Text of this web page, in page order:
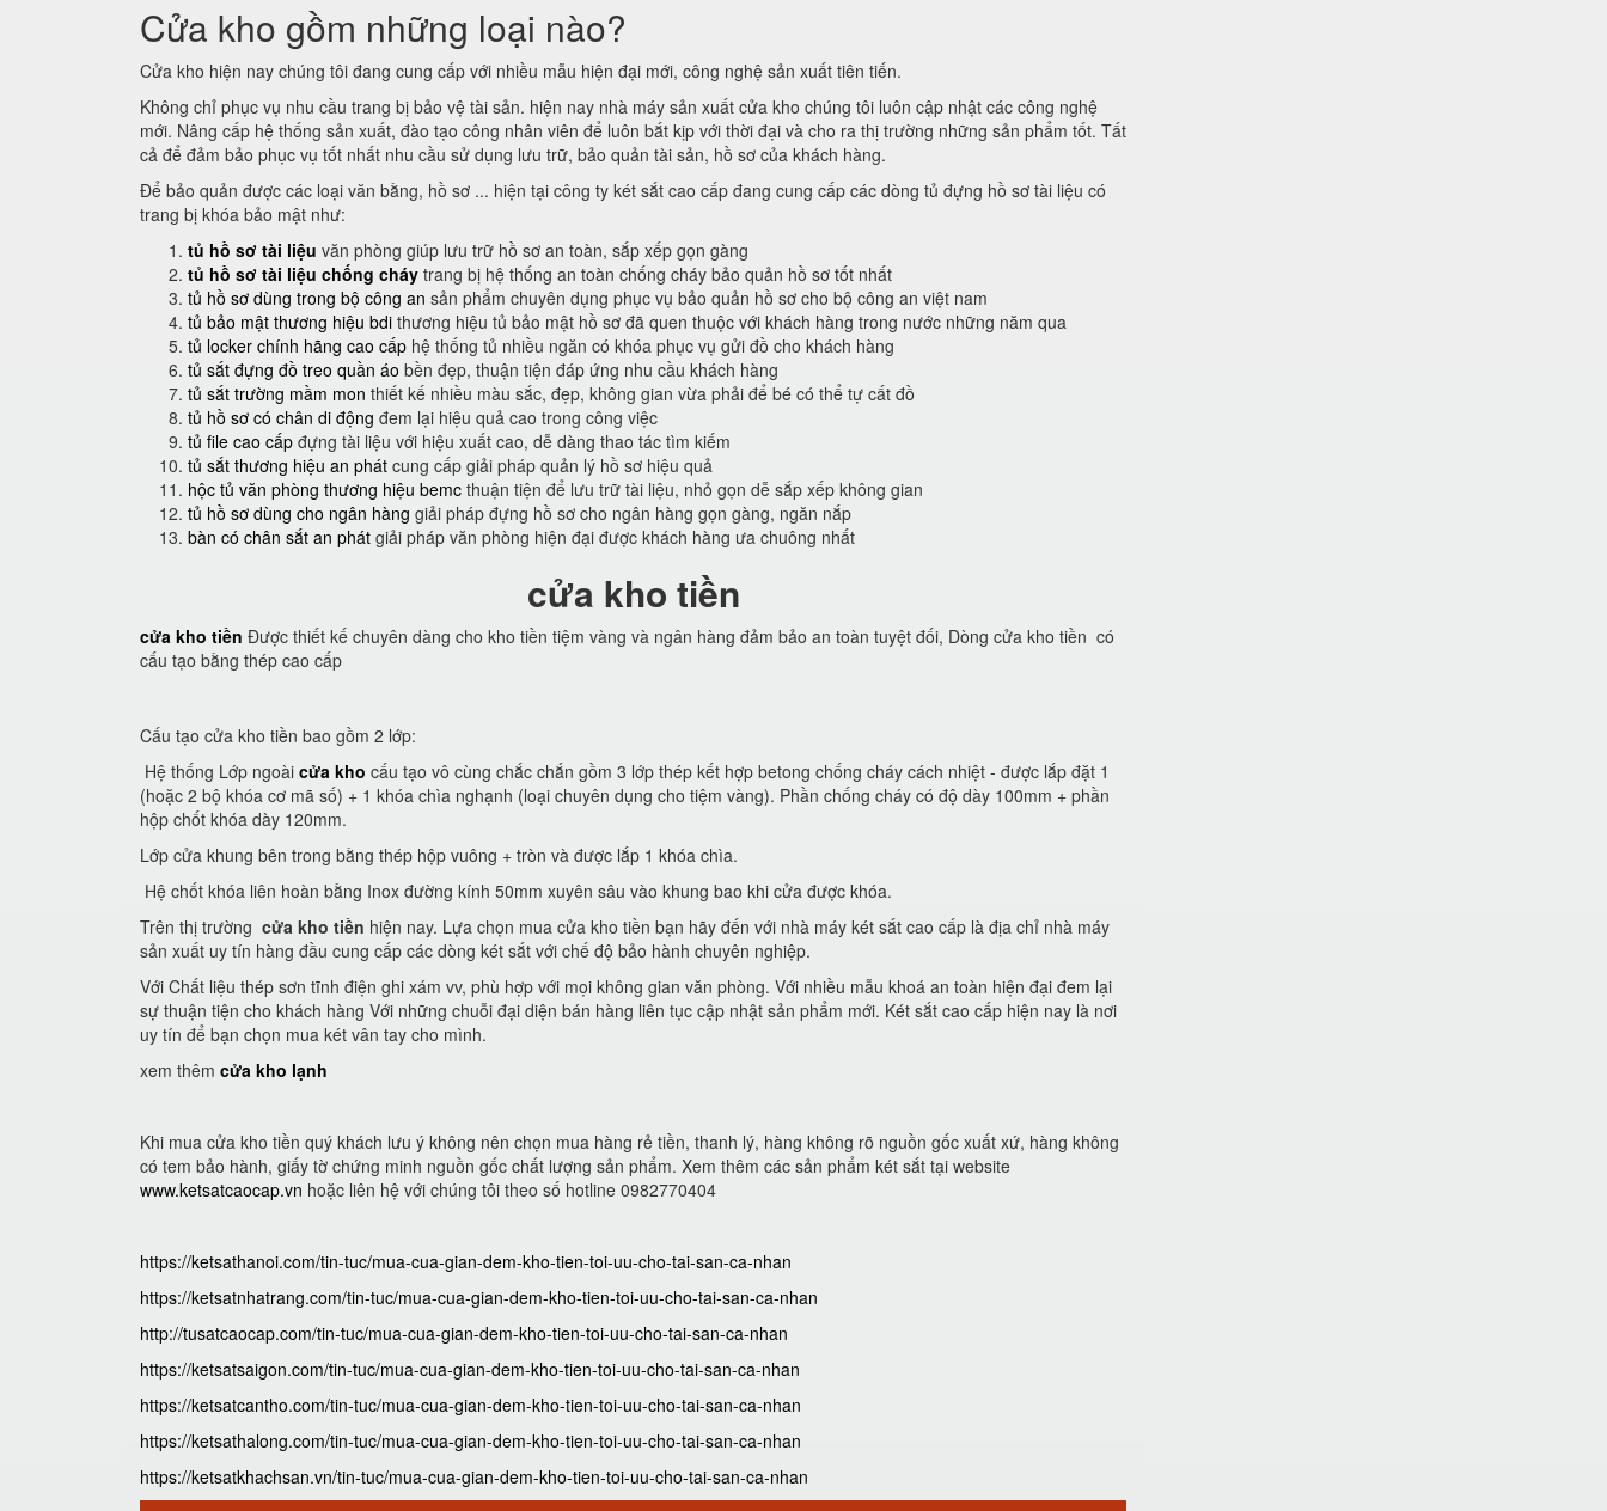
Cửa kho gồm những loại nào?
Cửa kho hiện nay chúng tôi đang cung cấp với nhiều mẫu hiện đại mới, công nghệ sản xuất tiên tiến.
Không chỉ phục vụ nhu cầu trang bị bảo vệ tài sản. hiện nay nhà máy sản xuất cửa kho chúng tôi luôn cập nhật các công nghệ
mới. Nâng cấp hệ thống sản xuất, đào tạo công nhân viên để luôn bắt kịp với thời đại và cho ra thị trường những sản phẩm tốt. Tất
cả để đảm bảo phục vụ tốt nhất nhu cầu sử dụng lưu trữ, bảo quản tài sản, hồ sơ của khách hàng.
Để bảo quản được các loại văn bằng, hồ sơ ... hiện tại công ty két sắt cao cấp đang cung cấp các dòng tủ đựng hồ sơ tài liệu có
trang bị khóa bảo mật như:
tủ hồ sơ tài liệu văn phòng giúp lưu trữ hồ sơ an toàn, sắp xếp gọn gàng
tủ hồ sơ tài liệu chống cháy trang bị hệ thống an toàn chống cháy bảo quản hồ sơ tốt nhất
tủ hồ sơ dùng trong bộ công an sản phẩm chuyên dụng phục vụ bảo quản hồ sơ cho bộ công an việt nam
tủ bảo mật thương hiệu bdi thương hiệu tủ bảo mật hồ sơ đã quen thuộc với khách hàng trong nước những năm qua
tủ locker chính hãng cao cấp hệ thống tủ nhiều ngăn có khóa phục vụ gửi đồ cho khách hàng
tủ sắt đựng đồ treo quần áo bền đẹp, thuận tiện đáp ứng nhu cầu khách hàng
tủ sắt trường mầm mon thiết kế nhiều màu sắc, đẹp, không gian vừa phải để bé có thể tự cất đồ
tủ hồ sơ có chân di động đem lại hiệu quả cao trong công việc
tủ file cao cấp đựng tài liệu với hiệu xuất cao, dễ dàng thao tác tìm kiếm
tủ sắt thương hiệu an phát cung cấp giải pháp quản lý hồ sơ hiệu quả
hộc tủ văn phòng thương hiệu bemc thuận tiện để lưu trữ tài liệu, nhỏ gọn dễ sắp xếp không gian
tủ hồ sơ dùng cho ngân hàng giải pháp đựng hồ sơ cho ngân hàng gọn gàng, ngăn nắp
bàn có chân sắt an phát giải pháp văn phòng hiện đại được khách hàng ưa chuông nhất
cửa kho tiền
cửa kho tiền Được thiết kế chuyên dàng cho kho tiền tiệm vàng và ngân hàng đảm bảo an toàn tuyệt đối, Dòng cửa kho tiền có
cấu tạo bằng thép cao cấp
Cấu tạo cửa kho tiền bao gồm 2 lớp:
Hệ thống Lớp ngoài cửa kho cấu tạo vô cùng chắc chắn gồm 3 lớp thép kết hợp betong chống cháy cách nhiệt - được lắp đặt 1
(hoặc 2 bộ khóa cơ mã số) + 1 khóa chìa nghạnh (loại chuyên dụng cho tiệm vàng). Phần chống cháy có độ dày 100mm + phần
hộp chốt khóa dày 120mm.
Lớp cửa khung bên trong bằng thép hộp vuông + tròn và được lắp 1 khóa chìa.
Hệ chốt khóa liên hoàn bằng Inox đường kính 50mm xuyên sâu vào khung bao khi cửa được khóa.
Trên thị trường cửa kho tiền hiện nay. Lựa chọn mua cửa kho tiền bạn hãy đến với nhà máy két sắt cao cấp là địa chỉ nhà máy
sản xuất uy tín hàng đầu cung cấp các dòng két sắt với chế độ bảo hành chuyên nghiệp.
Với Chất liệu thép sơn tĩnh điện ghi xám vv, phù hợp với mọi không gian văn phòng. Với nhiều mẫu khoá an toàn hiện đại đem lại
sự thuận tiện cho khách hàng Với những chuỗi đại diện bán hàng liên tục cập nhật sản phẩm mới. Két sắt cao cấp hiện nay là nơi
uy tín để bạn chọn mua két vân tay cho mình.
xem thêm cửa kho lạnh
Khi mua cửa kho tiền quý khách lưu ý không nên chọn mua hàng rẻ tiền, thanh lý, hàng không rõ nguồn gốc xuất xứ, hàng không
có tem bảo hành, giấy tờ chứng minh nguồn gốc chất lượng sản phẩm. Xem thêm các sản phẩm két sắt tại website
www.ketsatcaocap.vn hoặc liên hệ với chúng tôi theo số hotline 0982770404
https://ketsathanoi.com/tin-tuc/mua-cua-gian-dem-kho-tien-toi-uu-cho-tai-san-ca-nhan
https://ketsatnhatrang.com/tin-tuc/mua-cua-gian-dem-kho-tien-toi-uu-cho-tai-san-ca-nhan
http://tusatcaocap.com/tin-tuc/mua-cua-gian-dem-kho-tien-toi-uu-cho-tai-san-ca-nhan
https://ketsatsaigon.com/tin-tuc/mua-cua-gian-dem-kho-tien-toi-uu-cho-tai-san-ca-nhan
https://ketsatcantho.com/tin-tuc/mua-cua-gian-dem-kho-tien-toi-uu-cho-tai-san-ca-nhan
https://ketsathalong.com/tin-tuc/mua-cua-gian-dem-kho-tien-toi-uu-cho-tai-san-ca-nhan
https://ketsatkhachsan.vn/tin-tuc/mua-cua-gian-dem-kho-tien-toi-uu-cho-tai-san-ca-nhan